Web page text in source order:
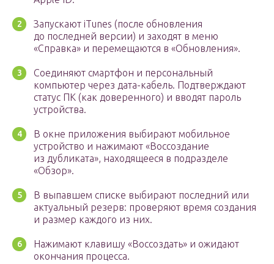
Запускают iTunes (после обновления
до последней версии) и заходят в меню
«Справка» и перемещаются в «Обновления».
Соединяют смартфон и персональный
компьютер через дата-кабель. Подтверждают
статус ПК (как доверенного) и вводят пароль
устройства.
В окне приложения выбирают мобильное
устройство и нажимают «Воссоздание
из дубликата», находящееся в подразделе
«Обзор».
В выпавшем списке выбирают последний или
актуальный резерв: проверяют время создания
и размер каждого из них.
Нажимают клавишу «Воссоздать» и ожидают
окончания процесса.